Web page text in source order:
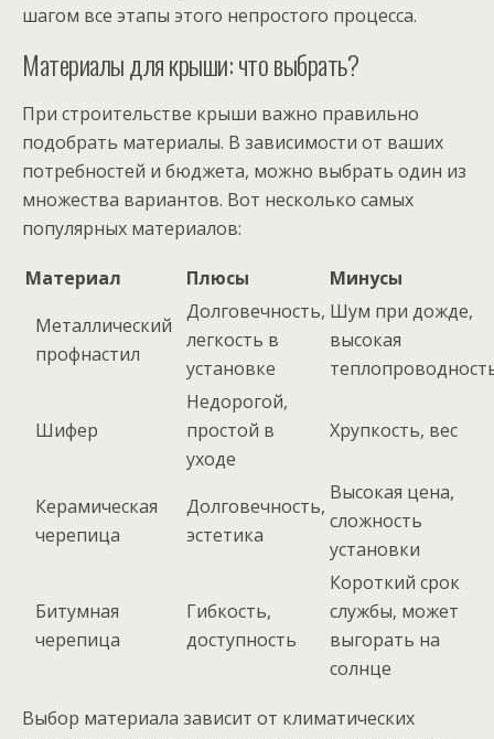
шагом все этапы этого непростого процесса.
Материалы для крыши: что выбрать?
При строительстве крыши важно правильно
подобрать материалы. В зависимости от ваших
потребностей и бюджета, можно выбрать один из
множества вариантов. Вот несколько самых
популярных материалов:
Материал Плюсы
Минусы
Металлический
профнастил
Долговечность,
легкость в
установке
Шум при дожде,
высокая
Шифер
Недорогой,
простой в
уходе
Хрупкость, вес
Керамическая
черепица
Долговечность,
эстетика
Высокая цена,
сложность
установки
Битумная
черепица
Гибкость,
доступность
Короткий срок
службы, может
выгорать на
солнце
Выбор материала зависит от климатических